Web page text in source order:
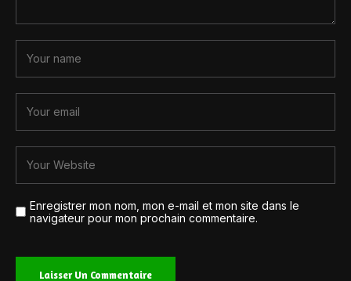
Enregistrer mon nom, mon e-mail et mon site dans le
navigateur pour mon prochain commentaire.